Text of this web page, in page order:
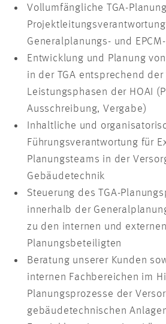
Vollumfängliche TGA-
Generalplanungs- und
Entwicklung und Planung
in der TGA entsprechend
Leistungsphasen der HOAI
Ausschreibung, Vergabe)
Inhaltliche und
Führungsverantwortung für
Planungsteams in der
Gebäudetechnik
Steuerung des TGA-
innerhalb der
zu den internen und externen
Planungsbeteiligten
Beratung unserer Kunden
internen Fachbereichen im
Planungsprozesse der
gebäudetechnischen